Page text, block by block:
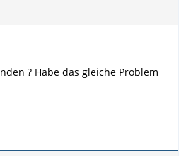
? Habe das gleiche Problem